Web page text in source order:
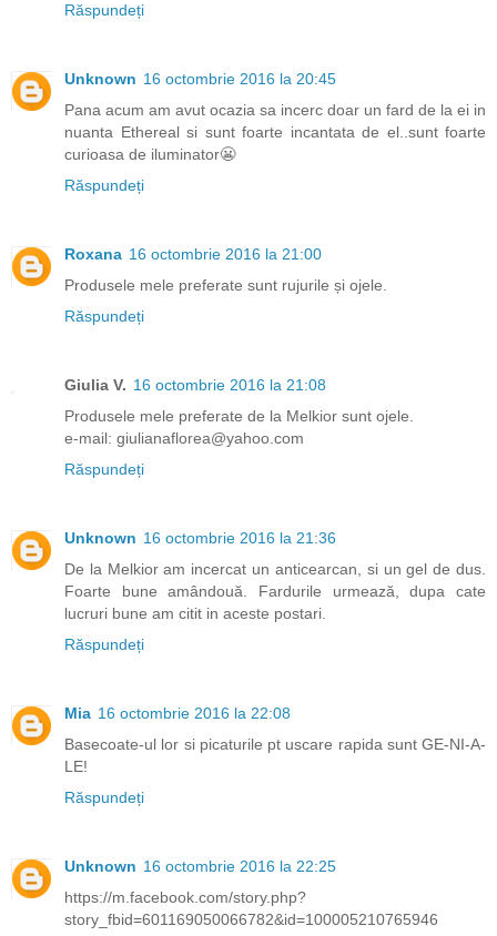
Răspundeți
Unknown 16 octombrie 2016 la 20:45
Pana acum am avut ocazia sa incerc doar un fard de la ei in
nuanta Ethereal si sunt foarte incantata de el..sunt foarte
curioasa de iluminator😬
Răspundeți
Roxana 16 octombrie 2016 la 21:00
Produsele mele preferate sunt rujurile și ojele.
Răspundeți
Giulia V. 16 octombrie 2016 la 21:08
Produsele mele preferate de la Melkior sunt ojele.
e-mail: giulianaflorea@yahoo.com
Răspundeți
Unknown 16 octombrie 2016 la 21:36
De la Melkior am incercat un anticearcan, si un gel de dus.
Foarte bune amândouă. Fardurile urmează, dupa cate
lucruri bune am citit in aceste postari.
Răspundeți
Mia 16 octombrie 2016 la 22:08
Basecoate-ul lor si picaturile pt uscare rapida sunt GE-NI-A-
LE!
Răspundeți
Unknown 16 octombrie 2016 la 22:25
https://m.facebook.com/story.php?
story_fbid=601169050066782&id=100005210765946